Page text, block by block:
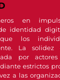
en
identidad
los
La
por
estrictos
a las